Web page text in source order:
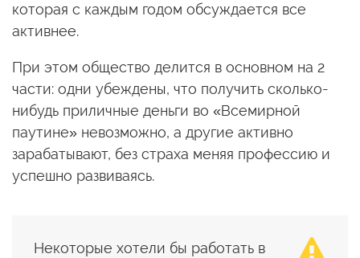
которая с каждым годом обсуждается все
активнее.
При этом общество делится в основном на 2
части: одни убеждены, что получить сколько-
нибудь приличные деньги во «Всемирной
паутине» невозможно, а другие активно
зарабатывают, без страха меняя профессию и
успешно развиваясь.
Некоторые хотели бы работать в